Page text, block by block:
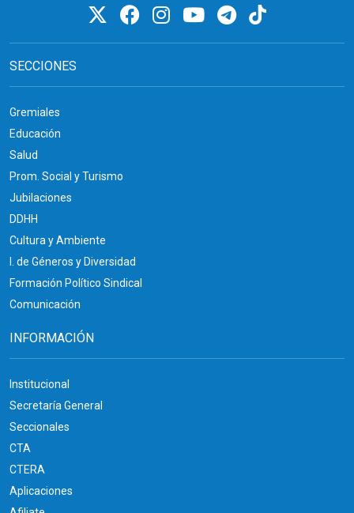
SECCIONES
Gremiales
Educación
Salud
Prom. Social y Turismo
Jubilaciones
DDHH
Cultura y Ambiente
I. de Géneros y Diversidad
Formación Político Sindical
Comunicación
INFORMACIÓN
Institucional
Secretaría General
Seccionales
CTA
CTERA
Aplicaciones